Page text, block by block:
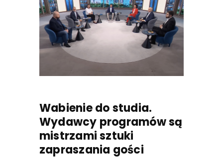
Wabienie do studia.
Wydawcy programów są
mistrzami sztuki
zapraszania gości